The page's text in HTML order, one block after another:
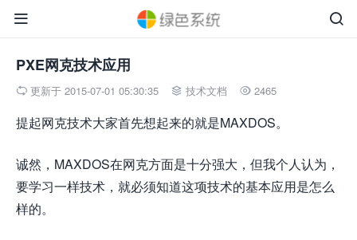


PXE网克技术应用
 更新于 2015-07-01 05:30:35  技术文档  2465
提起网克技术大家首先想起来的就是MAXDOS。
诚然，MAXDOS在网克方面是十分强大，但我个人认为，
要学习一样技术，就必须知道这项技术的基本应用是怎么
样的。